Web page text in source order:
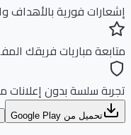
فورية بالأهداف
مباريات فريقك المفضل
سلسة بدون إعلانات
تحميل من Google Play